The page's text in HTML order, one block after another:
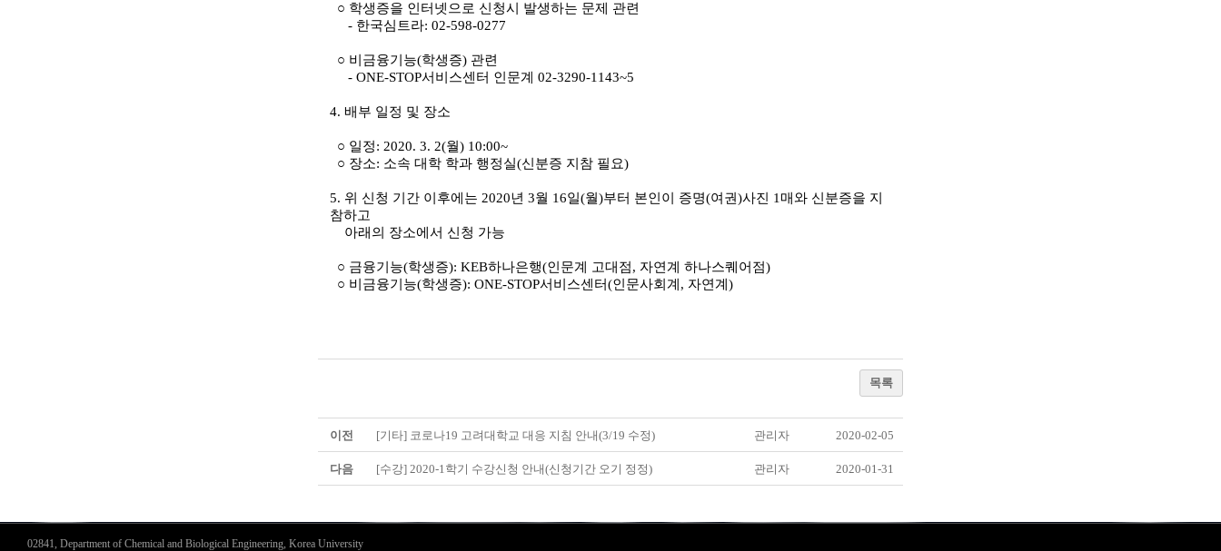
○ 학생증을 인터넷으로 신청시 발생하는 문제 관련
- 한국심트라: 02-598-0277
○ 비금융기능(학생증) 관련
- ONE-STOP서비스센터 인문계 02-3290-1143~5
4. 배부 일정 및 장소
○ 일정: 2020. 3. 2(월) 10:00~
○ 장소: 소속 대학 학과 행정실(신분증 지참 필요)
5. 위 신청 기간 이후에는 2020년 3월 16일(월)부터 본인이 증명(여권)사진 1매와 신분증을 지
참하고
아래의 장소에서 신청 가능
○ 금융기능(학생증): KEB하나은행(인문계 고대점, 자연계 하나스퀘어점)
○ 비금융기능(학생증): ONE-STOP서비스센터(인문사회계 , 자연계 )
목록
이전 [기타] 코로나19 고려대학교 대응 지침 안내(3/19 수정) 관리자 2020-02-05
다음 [수강] 2020-1학기 수강신청 안내(신청기간 오기 정정) 관리자 2020-01-31
02841, Department of Chemical and Biological Engineering, Korea University